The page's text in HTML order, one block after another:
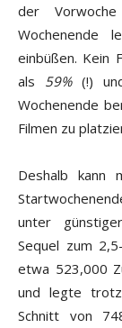
der
Wochenende
einbüßen. Kein
als 59%(!)
Wochenende
Filmen zu
Deshalb kann
unter
Sequel zum
etwa 523,000
und legte
Schnitt von